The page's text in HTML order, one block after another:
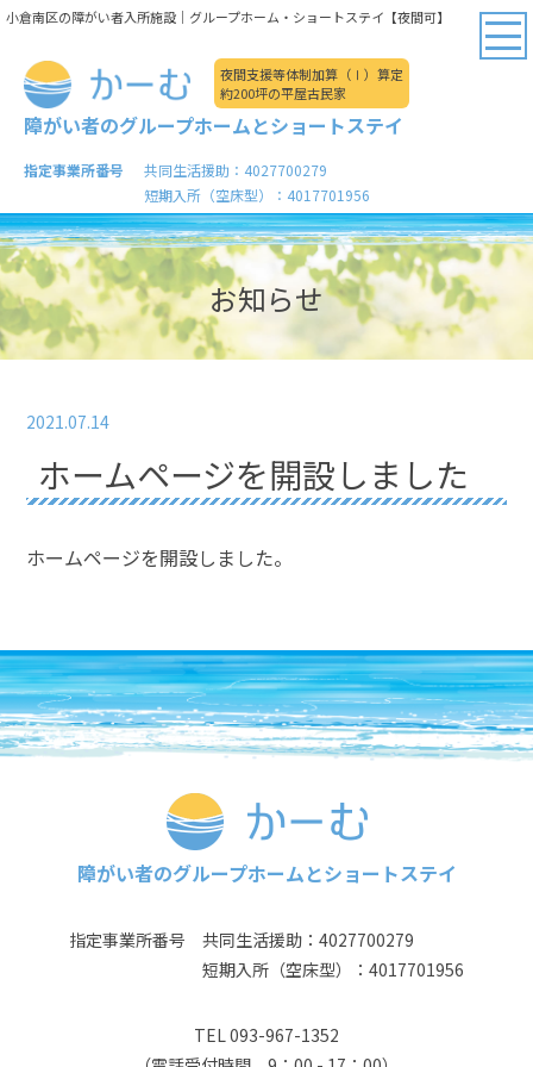
小倉南区の障がい者入所施設｜グループホーム・ショートステイ【夜間可】
指定事業所番号
共同生活援助：4027700279
短期入所（空床型）：4017701956
夜間支援等体制加算（Ⅰ）算定
約200坪の平屋古民家
障がい者のグループホームとショートステイ
お知らせ
2021.07.14
ホームページを開設しました
ホームページを開設しました。
障がい者のグループホームとショートステイ
指定事業所番号 共同生活援助：4027700279
短期入所（空床型）：4017701956
TEL093-967-1352